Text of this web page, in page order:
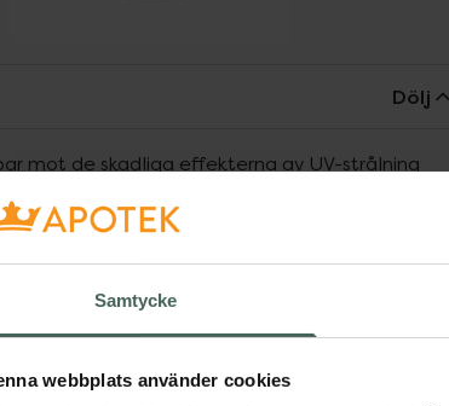
Samtycke
webbplats använder cookies
Dölj
mot de skadliga effekterna av UV-strålning
baserat på icke nano-zinkoxid. Läppbalsamet
milda oljor, smör och vaxer, vilket gör det både
återfuktar. Ett naturligt solskydd med
är snällt mot dig, det marina livet och